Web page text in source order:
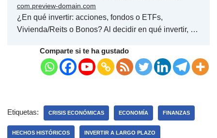
com.preview-domain.com
¿En qué invertir: acciones, fondos o ETFs,
Vivienda/Reits o Bonos? Al decidir en qué invertir, …
Comparte si te ha gustado
Etiquetas: CRISIS ECONÓMICAS ECONOMÍA FINANZAS
HECHOS HISTÓRICOS INVERTIR A LARGO PLAZO